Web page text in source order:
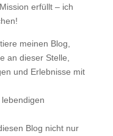
erfüllt – ich
meinen Blog,
an dieser Stelle,
und Erlebnisse mit
Blog nicht nur